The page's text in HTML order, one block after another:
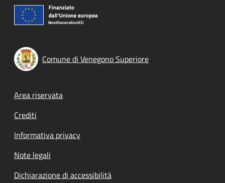
Comune di Venegono Superiore
Footer menu
Area riservata
Crediti
Informativa privacy
Note legali
Dichiarazione di accessibilità